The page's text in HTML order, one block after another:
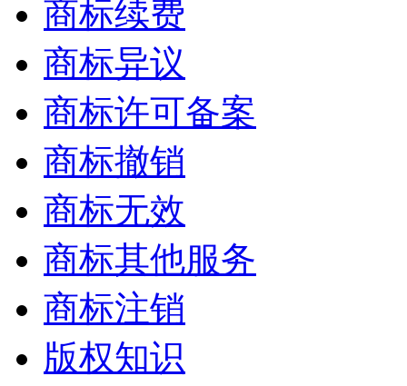
商标续费
商标异议
商标许可备案
商标撤销
商标无效
商标其他服务
商标注销
版权知识